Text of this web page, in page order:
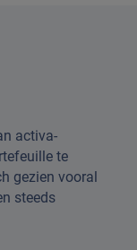
activa-
te
gezien vooral
steeds